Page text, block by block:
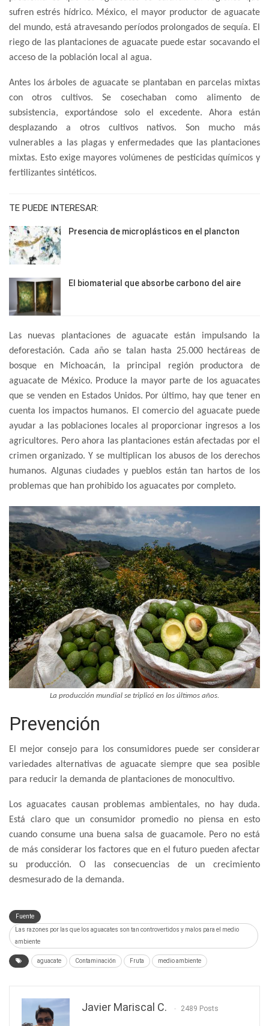
sufren estrés hídrico. México, el mayor productor de aguacate
del mundo, está atravesando períodos prolongados de sequía. El
riego de las plantaciones de aguacate puede estar socavando el
acceso de la población local al agua.
Antes los árboles de aguacate se plantaban en parcelas mixtas
con otros cultivos. Se cosechaban como alimento de
subsistencia, exportándose solo el excedente. Ahora están
desplazando a otros cultivos nativos. Son mucho más
vulnerables a las plagas y enfermedades que las plantaciones
mixtas. Esto exige mayores volúmenes de pesticidas químicos y
fertilizantes sintéticos.
TE PUEDE INTERESAR:
Presencia de microplásticos en el plancton
El biomaterial que absorbe carbono del aire
Las nuevas plantaciones de aguacate están impulsando la
deforestación. Cada año se talan hasta 25.000 hectáreas de
bosque en Michoacán, la principal región productora de
aguacate de México. Produce la mayor parte de los aguacates
que se venden en Estados Unidos. Por último, hay que tener en
cuenta los impactos humanos. El comercio del aguacate puede
ayudar a las poblaciones locales al proporcionar ingresos a los
agricultores. Pero ahora las plantaciones están afectadas por el
crimen organizado. Y se multiplican los abusos de los derechos
humanos. Algunas ciudades y pueblos están tan hartos de los
problemas que han prohibido los aguacates por completo.
La producción mundial se triplicó en los últimos años.
Prevención
El mejor consejo para los consumidores puede ser considerar
variedades alternativas de aguacate siempre que sea posible
para reducir la demanda de plantaciones de monocultivo.
Los aguacates causan problemas ambientales, no hay duda.
Está claro que un consumidor promedio no piensa en esto
cuando consume una buena salsa de guacamole. Pero no está
de más considerar los factores que en el futuro pueden afectar
su producción. O las consecuencias de un crecimiento
desmesurado de la demanda.
Fuente
Las razones por las que los aguacates son tan controvertidos y malos para el medio
ambiente
aguacate Contaminación Fruta medio ambiente
Javier Mariscal C. 2489 Posts